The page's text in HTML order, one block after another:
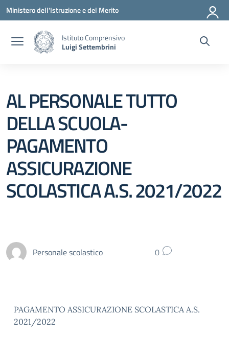
Vai ai contenuti
Vai al menu di navigazione
Vai al footer
Ministero dell'Istruzione e del Merito
Istituto Comprensivo
Luigi Settembrini
AL PERSONALE TUTTO
DELLA SCUOLA-
PAGAMENTO
ASSICURAZIONE
SCOLASTICA A.S. 2021/2022
Personale scolastico 0
PAGAMENTO ASSICURAZIONE SCOLASTICA A.S.
2021/2022